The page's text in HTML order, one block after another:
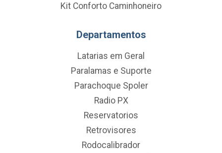
Kit Conforto Caminhoneiro
Departamentos
Latarias em Geral
Paralamas e Suporte
Parachoque Spoler
Radio PX
Reservatorios
Retrovisores
Rodocalibrador